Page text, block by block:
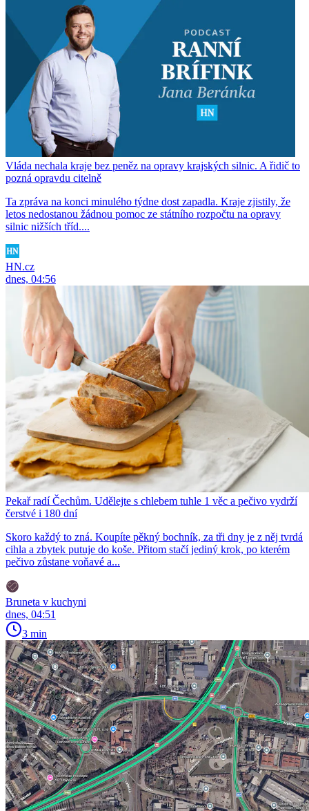
Vláda nechala kraje bez peněz na opravy krajských silnic. A řidič to
pozná opravdu citelně
Ta zpráva na konci minulého týdne dost zapadla. Kraje zjistily, že
letos nedostanou žádnou pomoc ze státního rozpočtu na opravy
silnic nižších tříd....
HN.cz
dnes, 04:56
Pekař radí Čechům. Udělejte s chlebem tuhle 1 věc a pečivo vydrží
čerstvé i 180 dní
Skoro každý to zná. Koupíte pěkný bochník, za tři dny je z něj tvrdá
cihla a zbytek putuje do koše. Přitom stačí jediný krok, po kterém
pečivo zůstane voňavé a...
Bruneta v kuchyni
dnes, 04:51
3 min